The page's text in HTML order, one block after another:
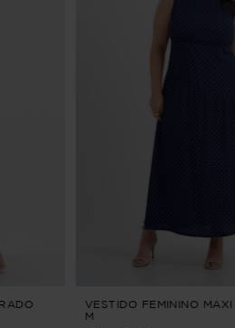
VESTIDO FEMININO
M